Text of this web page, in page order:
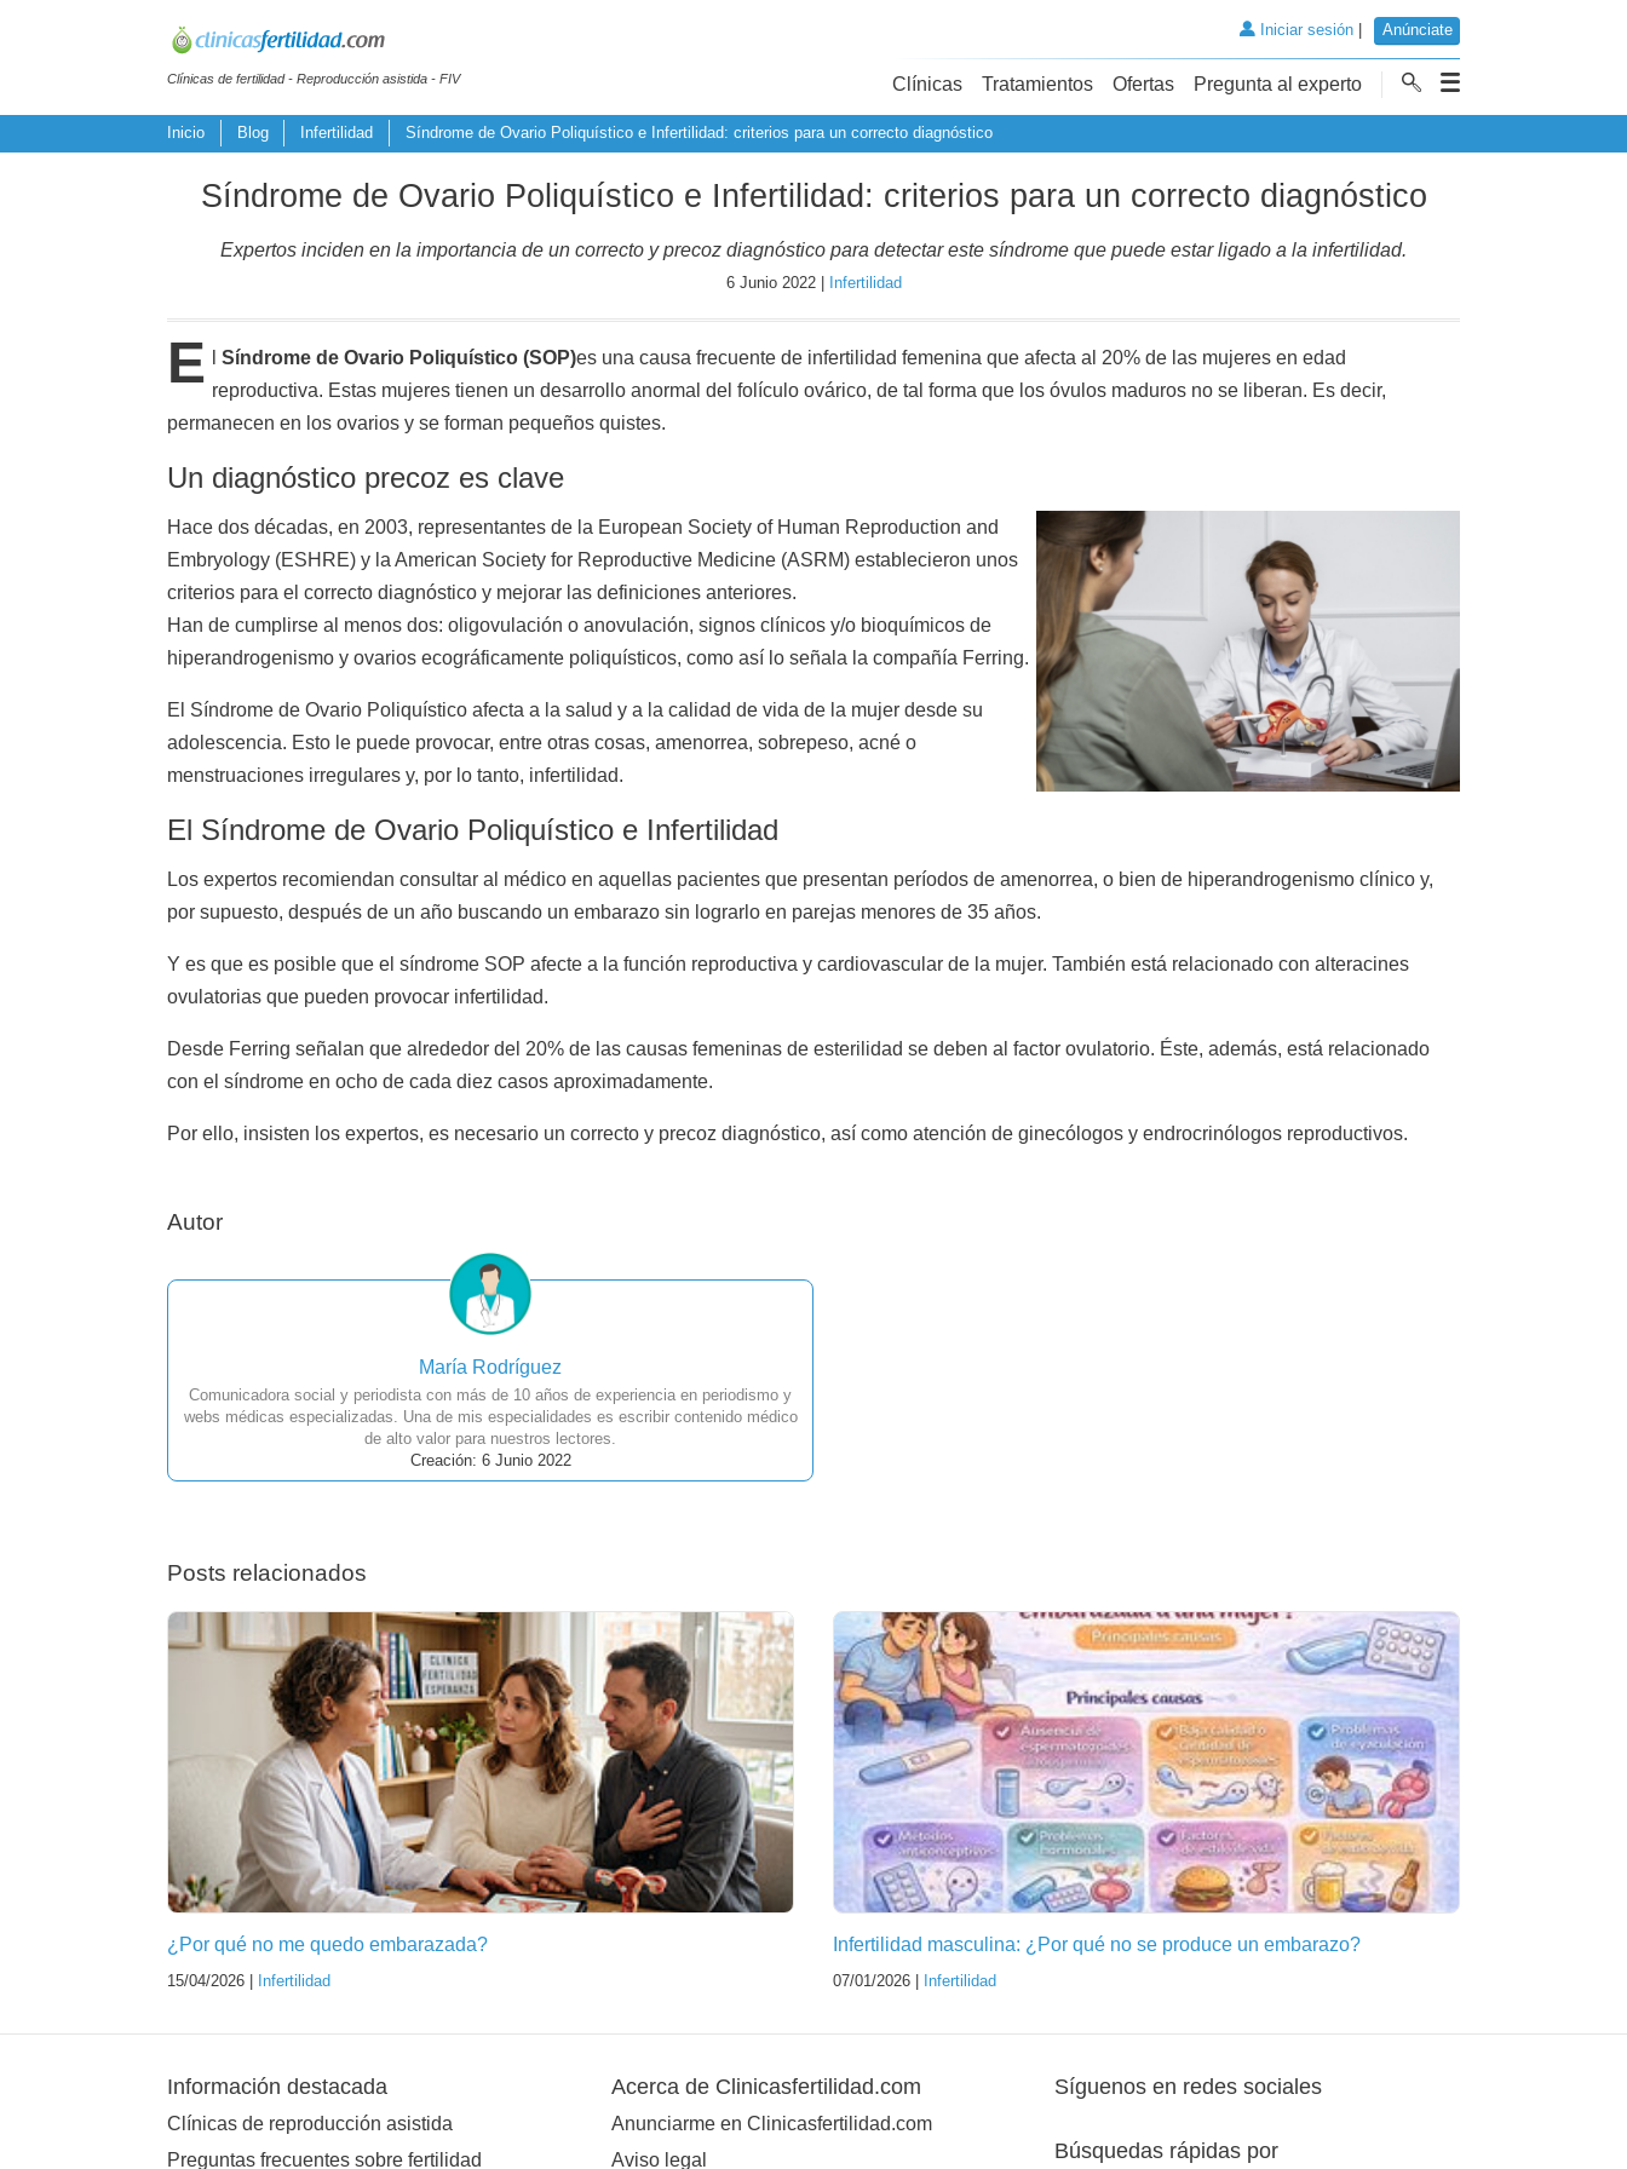
Clínicas de fertilidad - Reproducción asistida - FIV
Iniciar sesión| Anúnciate
Clínicas Tratamientos Ofertas Pregunta al experto
Inicio Blog Infertilidad Síndrome de Ovario Poliquístico e Infertilidad: criterios para un correcto diagnóstico
Síndrome de Ovario Poliquístico e Infertilidad: criterios para un correcto diagnóstico
Expertos inciden en la importancia de un correcto y precoz diagnóstico para detectar este síndrome que puede estar ligado a la infertilidad.
6 Junio 2022 | Infertilidad
E Síndrome de Ovario Poliquístico (SOP)es una causa frecuente de infertilidad femenina que afecta al 20% de las mujeres en edad
reproductiva. Estas mujeres tienen un desarrollo anormal del folículo ovárico, de tal forma que los óvulos maduros no se liberan. Es decir,
permanecen en los ovarios y se forman pequeños quistes.
Un diagnóstico precoz es clave
Hace dos décadas, en 2003, representantes de la European Society of Human Reproduction and
Embryology (ESHRE) y la American Society for Reproductive Medicine (ASRM) establecieron unos
criterios para el correcto diagnóstico y mejorar las definiciones anteriores.
Han de cumplirse al menos dos: oligovulación o anovulación, signos clínicos y/o bioquímicos de
hiperandrogenismo y ovarios ecográficamente poliquísticos, como así lo señala la compañía Ferring.
El Síndrome de Ovario Poliquístico afecta a la salud y a la calidad de vida de la mujer desde su
adolescencia. Esto le puede provocar, entre otras cosas, amenorrea, sobrepeso, acné o
menstruaciones irregulares y, por lo tanto, infertilidad.
El Síndrome de Ovario Poliquístico e Infertilidad
Los expertos recomiendan consultar al médico en aquellas pacientes que presentan períodos de amenorrea, o bien de hiperandrogenismo clínico y,
por supuesto, después de un año buscando un embarazo sin lograrlo en parejas menores de 35 años.
Y es que es posible que el síndrome SOP afecte a la función reproductiva y cardiovascular de la mujer. También está relacionado con alteracines
ovulatorias que pueden provocar infertilidad.
Desde Ferring señalan que alrededor del 20% de las causas femeninas de esterilidad se deben al factor ovulatorio. Éste, además, está relacionado
con el síndrome en ocho de cada diez casos aproximadamente.
Por ello, insisten los expertos, es necesario un correcto y precoz diagnóstico, así como atención de ginecólogos y endrocrinólogos reproductivos.
Autor
María Rodríguez
Comunicadora social y periodista con más de 10 años de experiencia en periodismo y
webs médicas especializadas. Una de mis especialidades es escribir contenido médico
de alto valor para nuestros lectores.
Creación: 6 Junio 2022
Posts relacionados
¿Por qué no me quedo embarazada?
15/04/2026 | Infertilidad
Infertilidad masculina: ¿Por qué no se produce un embarazo?
07/01/2026 | Infertilidad
Información destacada
Clínicas de reproducción asistida
Preguntas frecuentes sobre fertilidad
Acerca de Clinicasfertilidad.com
Anunciarme en Clinicasfertilidad.com
Aviso legal
Síguenos en redes sociales
Búsquedas rápidas por